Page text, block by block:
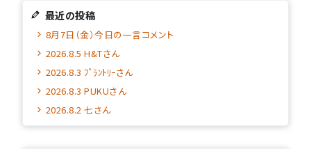
最近の投稿
8月7日（金）今日の一言コメント
2026.8.5 H&Tさん
2026.8.3 ﾌﾟﾗﾝﾄﾘｰさん
2026.8.3 PUKUさん
2026.8.2 七さん